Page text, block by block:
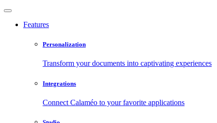
Features
Personalization
Transform your documents into captivating experiences
Integrations
Connect Calaméo to your favorite applications